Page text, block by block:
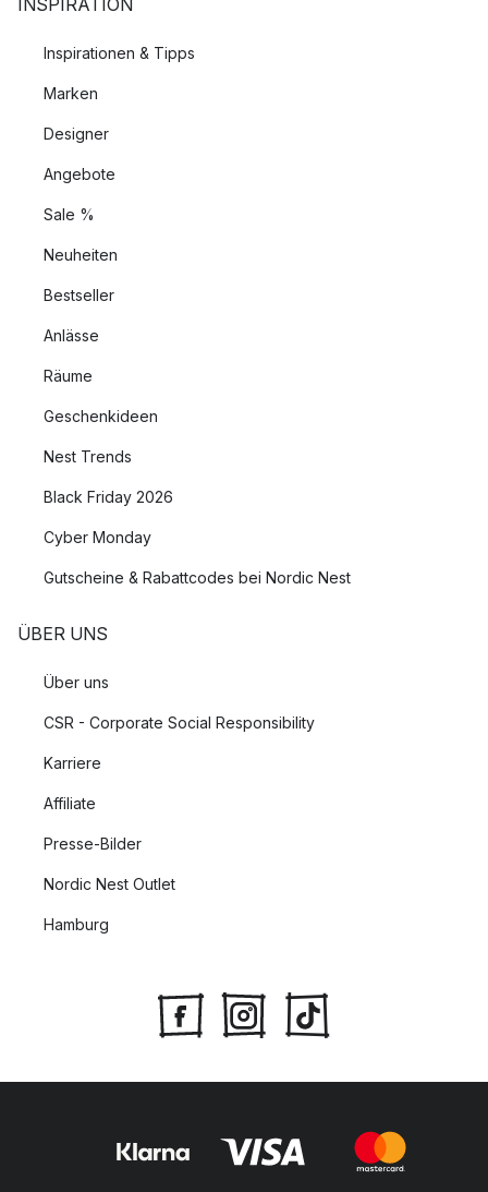
INSPIRATION
Inspirationen & Tipps
Marken
Designer
Angebote
Sale %
Neuheiten
Bestseller
Anlässe
Räume
Geschenkideen
Nest Trends
Black Friday 2026
Cyber Monday
Gutscheine & Rabattcodes bei Nordic Nest
ÜBER UNS
Über uns
CSR - Corporate Social Responsibility
Karriere
Affiliate
Presse-Bilder
Nordic Nest Outlet
Hamburg